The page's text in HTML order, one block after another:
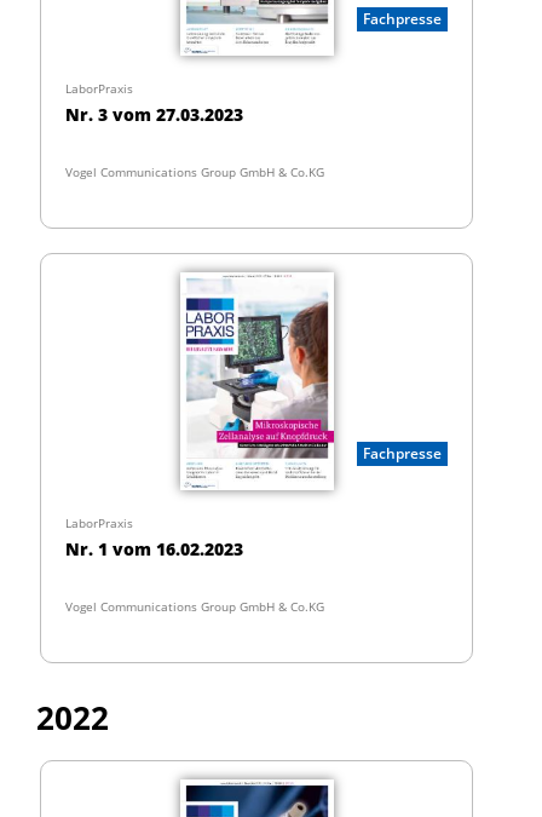
Fachpresse
LaborPraxis
Nr. 3 vom 27.03.2023
Vogel Communications Group GmbH & Co.KG
Fachpresse
LaborPraxis
Nr. 1 vom 16.02.2023
Vogel Communications Group GmbH & Co.KG
2022